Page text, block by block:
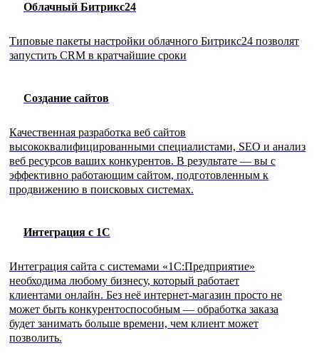
Облачный Битрикс24
Типовые пакеты настройки облачного Битрикс24 позволят
запустить CRM в кратчайшие сроки
Создание сайтов
Качественная разработка веб сайтов
высококвалифицированными специалистами, SEO и анализ
веб ресурсов ваших конкурентов. В результате — вы с
эффективно работающим сайтом, подготовленным к
продвижению в поисковых системах.
Интеграция с 1С
Интеграция сайта с системами «1С:Предприятие»
необходима любому бизнесу, который работает
клиентами онлайн. Без неё интернет-магазин просто не
может быть конкурентоспособным — обработка заказа
будет занимать больше времени, чем клиент может
позволить.